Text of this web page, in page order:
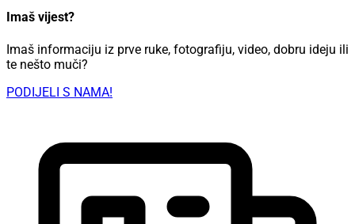
Imaš vijest?
Imaš informaciju iz prve ruke, fotografiju, video, dobru ideju ili
te nešto muči?
PODIJELI S NAMA!